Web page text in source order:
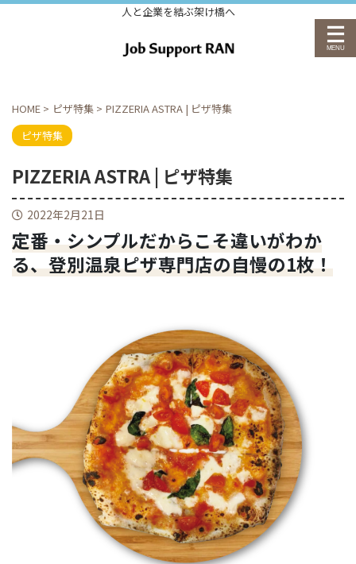
人と企業を結ぶ架け橋へ
HOME > ピザ特集 > PIZZERIA ASTRA | ピザ特集
ピザ特集
PIZZERIA ASTRA | ピザ特集
2022年2月21日
定番・シンプルだからこそ違いがわか
る、登別温泉ピザ専門店の自慢の1枚！